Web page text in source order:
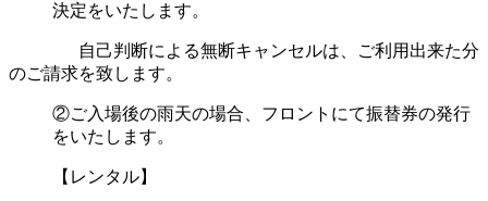
決定をいたします。
自己判断による無断キャンセルは、ご利用出来た分
のご請求を致します。
②ご入場後の雨天の場合、フロントにて振替券の発行
をいたします。
【レンタル】